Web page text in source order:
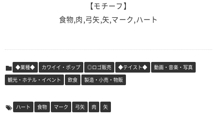
【モチーフ】
食物,肉,弓矢,矢,マーク,ハート
◆業種◆ カワイイ・ポップ ◎ロゴ販売 ◆テイスト◆
動画・音楽・写真
観光・ホテル・イベント
飲食 製造・小売・物販
ハート 食物 マーク 弓矢 肉 矢